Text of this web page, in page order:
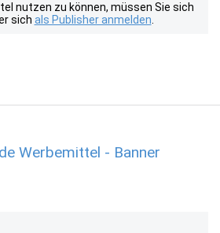
nutzen zu können, müssen Sie sich
sich als Publisher anmelden
Werbemittel - Banner